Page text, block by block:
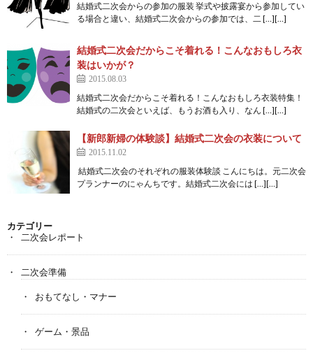
結婚式二次会からの参加の服装 挙式や披露宴から参加してい
る場合と違い、結婚式二次会からの参加では、二 […][…]
結婚式二次会だからこそ着れる！こんなおもしろ衣
装はいかが？
2015.08.03
結婚式二次会だからこそ着れる！こんなおもしろ衣装特集！
結婚式の二次会といえば、もうお酒も入り、なん […][…]
【新郎新婦の体験談】結婚式二次会の衣装について
2015.11.02
結婚式二次会のそれぞれの服装体験談 こんにちは。元二次会
プランナーのにゃんちです。結婚式二次会には […][…]
カテゴリー
二次会レポート
二次会準備
おもてなし・マナー
ゲーム・景品